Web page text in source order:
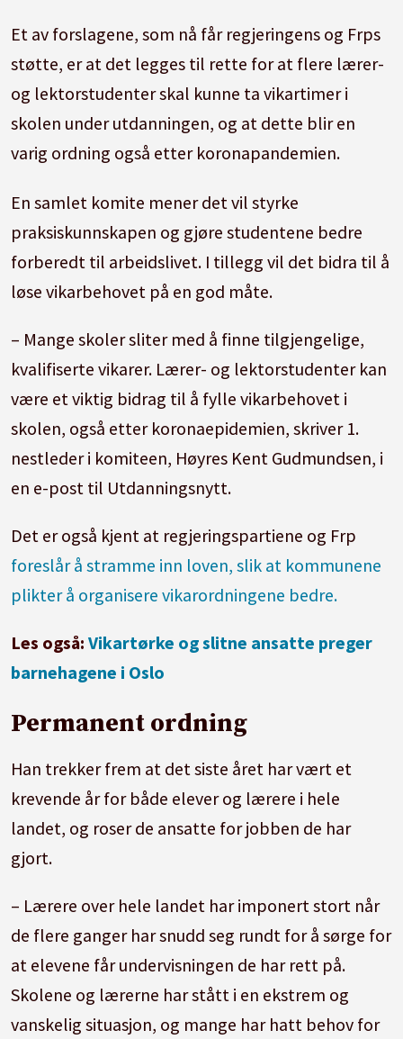
Et av forslagene, som nå får regjeringens og Frps
støtte, er at det legges til rette for at flere lærer-
og lektorstudenter skal kunne ta vikartimer i
skolen under utdanningen, og at dette blir en
varig ordning også etter koronapandemien.
En samlet komite menerdet vil styrke
praksiskunnskapen og gjøre studentene bedre
forberedt til arbeidslivet. I tillegg vil det bidra til å
løse vikarbehovet på en god måte.
– Mange skoler sliter med å finne tilgjengelige,
kvalifiserte vikarer. Lærer- og lektorstudenter kan
være et viktig bidrag til å fylle vikarbehovet i
skolen, også etter koronaepidemien, skriver 1.
nestleder i komiteen, Høyres Kent Gudmundsen, i
en e-post til Utdanningsnytt.
Det er også kjent at regjeringspartiene og Frp
foreslår å stramme inn loven, slik at kommunene
plikter å organisere vikarordningene bedre.
Les også:Vikartørke og slitne ansatte preger
barnehagene i Oslo
Permanent ordning
Han trekker frem at det siste året har vært et
krevende år for både elever og lærere i hele
landet, og roser de ansatte for jobben de har
gjort.
– Lærere over hele landet har imponert stort når
de flere ganger har snudd seg rundt for å sørge for
at elevene får undervisningen de har rett på.
Skolene og lærerne har stått i en ekstrem og
vanskelig situasjon, og mange har hatt behov for